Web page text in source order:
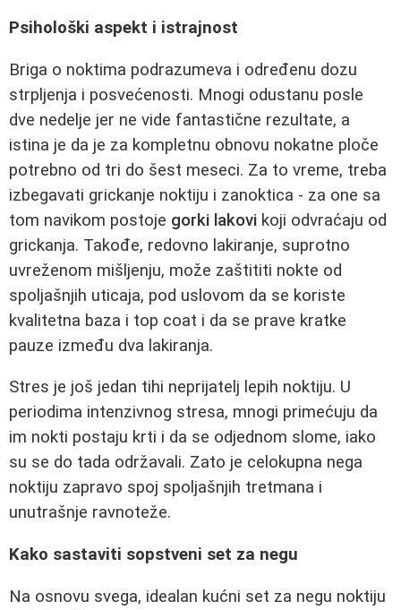
Psihološki aspekt i istrajnost
Briga o noktima podrazumeva i određenu dozu
strpljenja i posvećenosti. Mnogi odustanu posle
dve nedelje jer ne vide fantastične rezultate, a
istina je da je za kompletnu obnovu nokatne ploče
potrebno od tri do šest meseci. Za to vreme, treba
izbegavati grickanje noktiju i zanoktica - za one sa
tom navikom postoje gorki lakovi koji odvraćaju od
grickanja. Takođe, redovno lakiranje, suprotno
uvreženom mišljenju, može zaštititi nokte od
spoljašnjih uticaja, pod uslovom da se koriste
kvalitetna baza i top coat i da se prave kratke
pauze između dva lakiranja.
Stres je još jedan tihi neprijatelj lepih noktiju. U
periodima intenzivnog stresa, mnogi primećuju da
im nokti postaju krti i da se odjednom slome, iako
su se do tada održavali. Zato je celokupna nega
noktiju zapravo spoj spoljašnjih tretmana i
unutrašnje ravnoteže.
Kako sastaviti sopstveni set za negu
Na osnovu svega, idealan kućni set za negu noktiju